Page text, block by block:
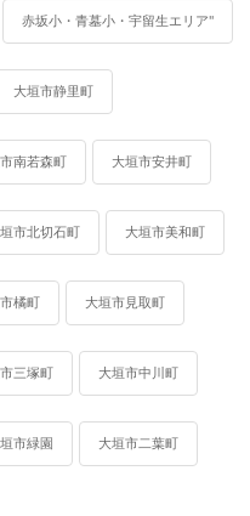
赤坂小・青墓小・宇留生エリア"
大垣市静里町
南若森町 大垣市安井町
市北切石町 大垣市美和町
橘町 大垣市見取町
三塚町 大垣市中川町
市緑園 大垣市二葉町